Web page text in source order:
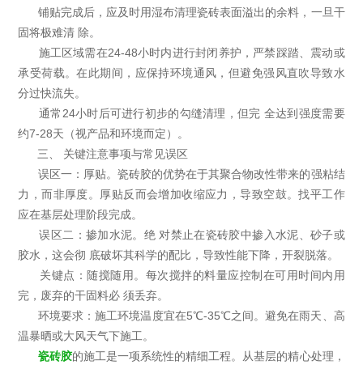
铺贴完成后，应及时用湿布清理瓷砖表面溢出的余料，一旦干
固将极难清 除。
施工区域需在24-48小时内进行封闭养护，严禁踩踏、震动或
承受荷载。在此期间，应保持环境通风，但避免强风直吹导致水
分过快流失。
通常24小时后可进行初步的勾缝清理，但完 全达到强度需要
约7-28天（视产品和环境而定）。
三、 关键注意事项与常见误区
误区一：厚贴。瓷砖胶的优势在于其聚合物改性带来的强粘结
力，而非厚度。厚贴反而会增加收缩应力，导致空鼓。找平工作
应在基层处理阶段完成。
误区二：掺加水泥。绝 对禁止在瓷砖胶中掺入水泥、砂子或
胶水，这会彻 底破坏其科学的配比，导致性能下降，开裂脱落。
关键点：随搅随用。每次搅拌的料量应控制在可用时间内用
完，废弃的干固料必 须丢弃。
环境要求：施工环境温度宜在5℃-35℃之间。避免在雨天、高
温暴晒或大风天气下施工。
瓷砖胶的施工是一项系统性的精细工程。从基层的精心处理，